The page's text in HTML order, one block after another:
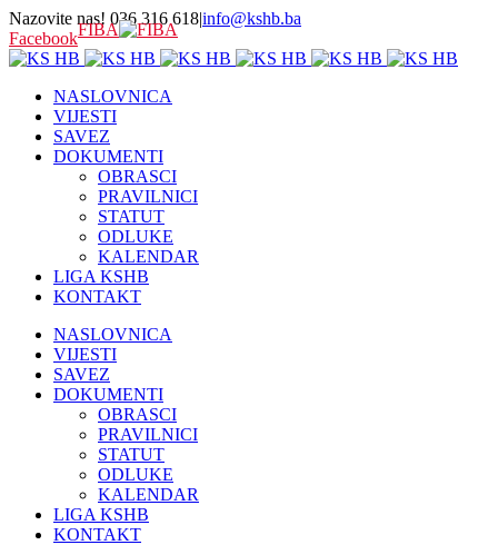
Nazovite nas! 036 316 618|info@kshb.ba
FacebookFIBA
NASLOVNICA
VIJESTI
SAVEZ
DOKUMENTI
OBRASCI
PRAVILNICI
STATUT
ODLUKE
KALENDAR
LIGA KSHB
KONTAKT
NASLOVNICA
VIJESTI
SAVEZ
DOKUMENTI
OBRASCI
PRAVILNICI
STATUT
ODLUKE
KALENDAR
LIGA KSHB
KONTAKT